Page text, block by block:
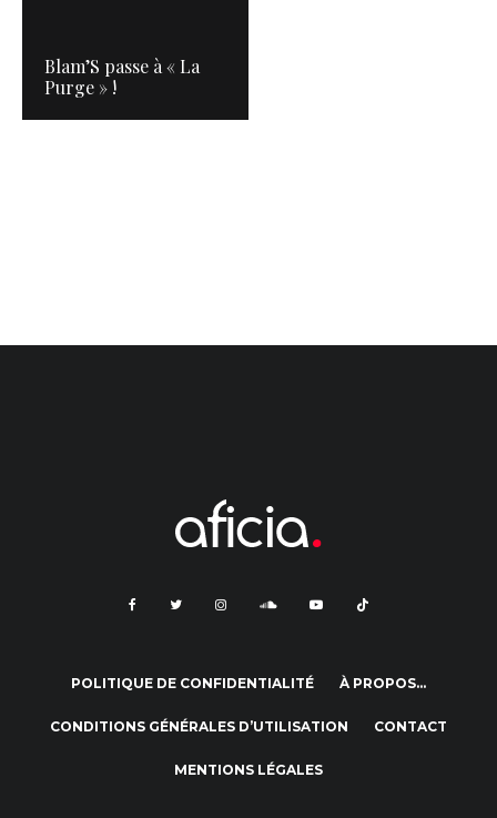
Blam’S passe à « La
Purge » !
POLITIQUE DE CONFIDENTIALITÉ À PROPOS…
CONDITIONS GÉNÉRALES D’UTILISATION CONTACT
MENTIONS LÉGALES